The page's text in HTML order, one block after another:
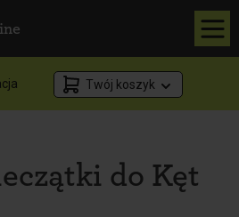
Twój koszyk
do Kęt